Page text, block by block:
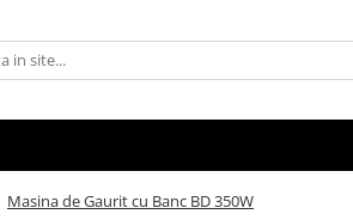
Masina de Gaurit cu Banc BD 350W